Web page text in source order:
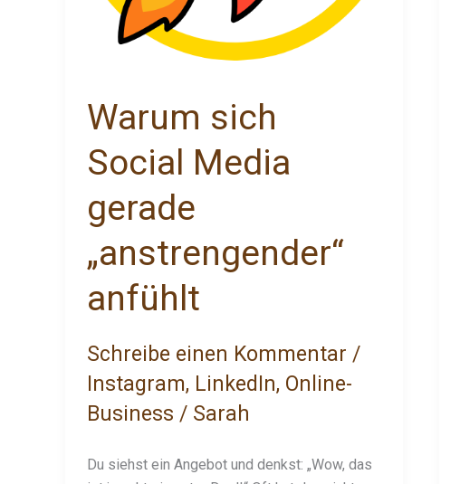
Warum sich
Social Media
gerade
„anstrengender“
anfühlt
Schreibe einen Kommentar /
Instagram, LinkedIn, Online-
Business / Sarah
Du siehst ein Angebot und denkst: „Wow, das